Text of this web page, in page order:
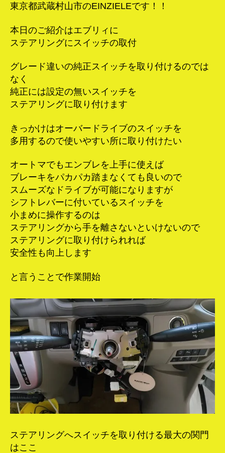
の
東京都武蔵村山市のEINZIELEです！！
本日のご紹介はエブリィに
ステアリングにスイッチの取付
グレード違いの純正スイッチを取り付けるのでは
なく
純正には設定の無いスイッチを
ステアリングに取り付けます
きっかけはオーバードライブのスイッチを
多用するので使いやすい所に取り付けたい
オートマでもエンブレを上手に使えば
ブレーキをパカパカ踏まなくても良いので
スムーズなドライブが可能になりますが
シフトレバーに付いているスイッチを
小まめに操作するのは
ステアリングから手を離さないといけないので
ステアリングに取り付けられれば
安全性も向上します
と言うことで作業開始
ステアリングへスイッチを取り付ける最大の関門
はここ